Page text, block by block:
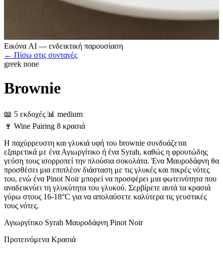
Εικόνα AI — ενδεικτική παρουσίαση
← Πίσω στις συνταγές
greek none
Brownie
📖 5 εκδοχές 📊 medium
🍷 Wine Pairing 8 κρασιά
Η παχύρρευστη και γλυκιά υφή του brownie συνδυάζεται
εξαιρετικά με ένα Αγιωργίτικο ή ένα Syrah, καθώς η φρουτώδης
γεύση τους ισορροπεί την πλούσια σοκολάτα. Ένα Μαυροδάφνη θα
προσθέσει μια επιπλέον διάσταση με τις γλυκές και πικρές νότες
του, ενώ ένα Pinot Noir μπορεί να προσφέρει μια φωτεινότητα που
αναδεικνύει τη γλυκύτητα του γλυκού. Σερβίρετε αυτά τα κρασιά
γύρω στους 16-18°C για να απολαύσετε καλύτερα τις γευστικές
τους νότες.
Αγιωργίτικο Syrah Μαυροδάφνη Pinot Noir
Προτεινόμενα Κρασιά